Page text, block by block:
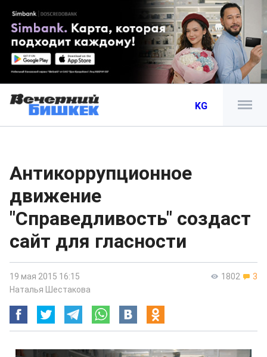
KG
Антикоррупционное
движение
"Справедливость" создаст
сайт для гласности
1802 3
19 мая 2015 16:15
Наталья Шестакова